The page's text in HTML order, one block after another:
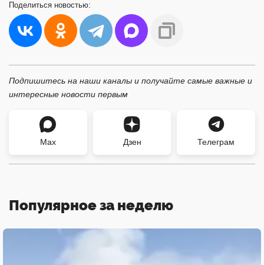
Поделиться новостью:
Подпишитесь на наши каналы и получайте самые важные и
интересные новости первым
Max Дзен Телеграм
Популярное за неделю